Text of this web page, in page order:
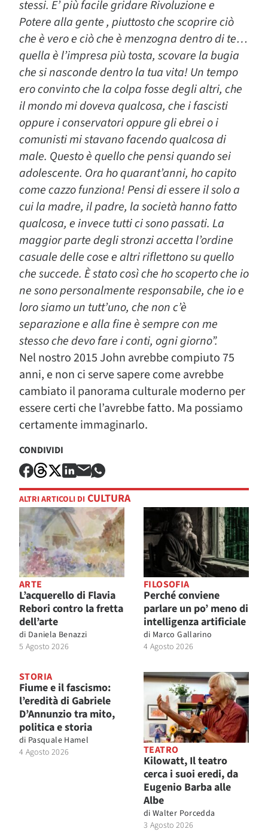
stessi. E’ più facile gridare Rivoluzione e
Potere alla gente , piuttosto che scoprire ciò
che è vero e ciò che è menzogna dentro di te…
quella è l’impresa più tosta, scovare la bugia
che si nasconde dentro la tua vita! Un tempo
ero convinto che la colpa fosse degli altri, che
il mondo mi doveva qualcosa, che i fascisti
oppure i conservatori oppure gli ebrei o i
comunisti mi stavano facendo qualcosa di
male. Questo è quello che pensi quando sei
adolescente. Ora ho quarant’anni, ho capito
come cazzo funziona! Pensi di essere il solo a
cui la madre, il padre, la società hanno fatto
qualcosa, e invece tutti ci sono passati. La
maggior parte degli stronzi accetta l’ordine
casuale delle cose e altri riflettono su quello
che succede. È stato così che ho scoperto che io
ne sono personalmente responsabile, che io e
loro siamo un tutt’uno, che non c’è
separazione e alla fine è sempre con me
stesso che devo fare i conti, ogni giorno”.
Nel nostro 2015 John avrebbe compiuto 75
anni, e non ci serve sapere come avrebbe
cambiato il panorama culturale moderno per
essere certi che l’avrebbe fatto. Ma possiamo
certamente immaginarlo.
CONDIVIDI
ALTRI ARTICOLI DI CULTURA
ARTE
L’acquerello di Flavia
Rebori contro la fretta
dell’arte
di Daniela Benazzi
5 Agosto 2026
FILOSOFIA
Perché conviene
parlare un po’ meno di
intelligenza artificiale
di Marco Gallarino
4 Agosto 2026
STORIA
Fiume e il fascismo:
l’eredità di Gabriele
D’Annunzio tra mito,
politica e storia
di Pasquale Hamel
4 Agosto 2026
TEATRO
Kilowatt, Il teatro
cerca i suoi eredi, da
Eugenio Barba alle
Albe
di Walter Porcedda
3 Agosto 2026